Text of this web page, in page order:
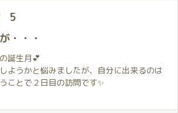
今回の会話はいつもより少し深くゆったり
い話を交わしながらの空気感が本当に心地
然体でいられることが何よりの癒しです。
回は少し重めの話題をする場面もありまし
ような感情や弱さも穂香さんにはなぜか自
。
答えを出そうとはせず、穏やかなまま話を
5
・・・
誕生月💕
ようかと悩みましたが、自分に出来るのは
ことで２日目の訪問です✨